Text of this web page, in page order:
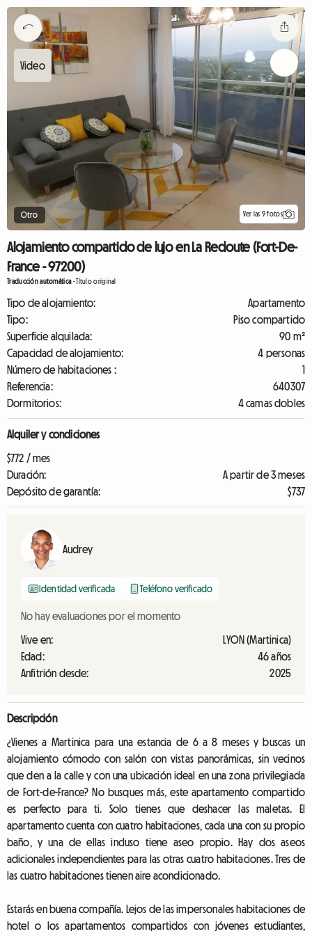
Otro Ver las 9 fotos
Alojamiento compartido de lujo en La Redoute (Fort-De-
France - 97200)
Traducción automática-Título original
Tipo de alojamiento:
Apartamento
Tipo:
Piso compartido
Superficie alquilada:
90 m²
Capacidad de alojamiento:
4 personas
Número de habitaciones :
1
Referencia:
640307
Dormitorios:
4 camas dobles
Alquiler y condiciones
$772 / mes
Duración:
A partir de 3 meses
Depósito de garantía:
$737
Audrey
Identidad verificada Teléfono verificado
No hay evaluaciones por el momento
Vive en:
LYON (Martinica)
Edad:
46 años
Anfitrión desde:
2025
Descripción
¿Vienes a Martinica para una estancia de 6 a 8 meses y buscas un
alojamiento cómodo con salón con vistas panorámicas, sin vecinos
que den a la calle y con una ubicación ideal en una zona privilegiada
de Fort-de-France? No busques más, este apartamento compartido
es perfecto para ti. Solo tienes que deshacer las maletas. El
apartamento cuenta con cuatro habitaciones, cada una con su propio
baño, y una de ellas incluso tiene aseo propio. Hay dos aseos
adicionales independientes para las otras cuatro habitaciones. Tres de
las cuatro habitaciones tienen aire acondicionado.
Estarás en buena compañía. Lejos de las impersonales habitaciones de
hotel o los apartamentos compartidos con jóvenes estudiantes,